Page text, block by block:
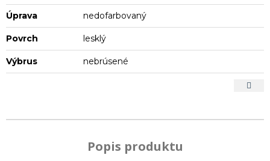
Úprava nedofarbovaný
Povrch lesklý
Výbrus nebrúsené
Popis produktu